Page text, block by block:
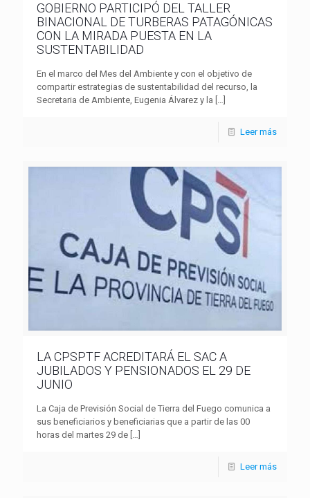
GOBIERNO PARTICIPÓ DEL TALLER
BINACIONAL DE TURBERAS PATAGÓNICAS
CON LA MIRADA PUESTA EN LA
SUSTENTABILIDAD
En el marco del Mes del Ambiente y con el objetivo de
compartir estrategias de sustentabilidad del recurso, la
Secretaria de Ambiente, Eugenia Álvarez y la […]
Leer más
LA CPSPTF ACREDITARÁ EL SAC A
JUBILADOS Y PENSIONADOS EL 29 DE
JUNIO
La Caja de Previsión Social de Tierra del Fuego comunica a
sus beneficiarios y beneficiarias que a partir de las 00
horas del martes 29 de […]
Leer más